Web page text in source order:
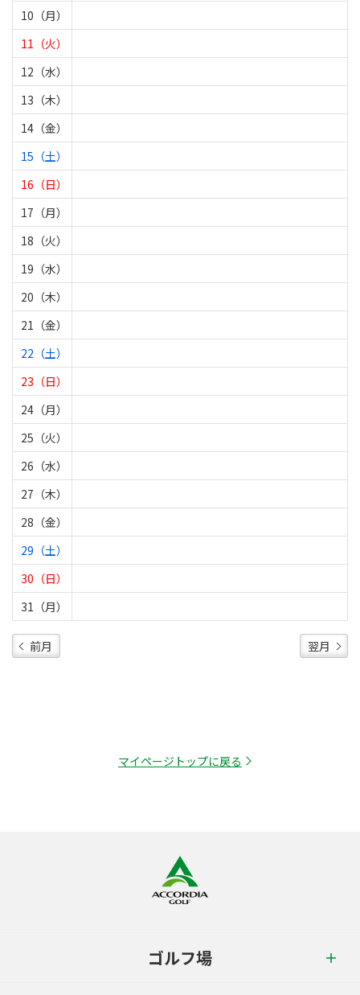
10（月）
11（火）
12（水）
13（木）
14（金）
15（土）
16（日）
17（月）
18（火）
19（水）
20（木）
21（金）
22（土）
23（日）
24（月）
25（火）
26（水）
27（木）
28（金）
29（土）
30（日）
31（月）
前月 翌月
マイページトップに戻る
ゴルフ場